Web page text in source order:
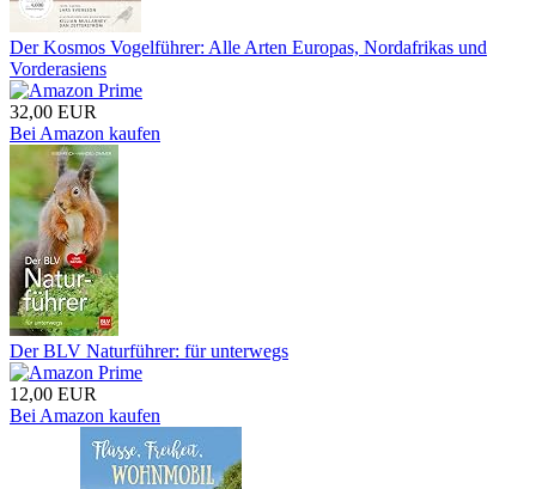
Der Kosmos Vogelführer: Alle Arten Europas, Nordafrikas und
Vorderasiens
32,00 EUR
Bei Amazon kaufen
Der BLV Naturführer: für unterwegs
12,00 EUR
Bei Amazon kaufen